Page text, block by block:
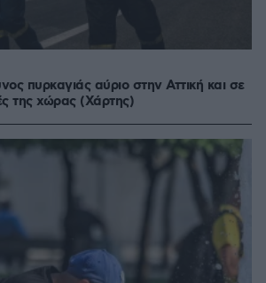
πυρκαγιάς αύριο στην Αττική και σε
της χώρας (Χάρτης)